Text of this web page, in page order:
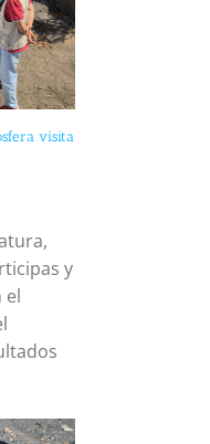
visita
y
el